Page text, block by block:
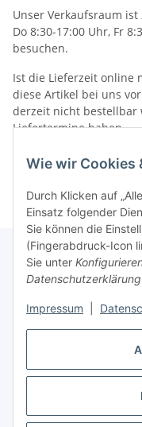
Wie wir Cookies
Durch Klicken auf
Einsatz folgender
Sie können die
(Fingerabdruck-Icon
Sie unter
Datenschutzerklärung
Impressum
Unser Verkaufsraum
Do 8:30-17:00 Uhr, Fr
besuchen.
Ist die Lieferzeit online
diese Artikel bei uns
derzeit nicht bestellbar
Liefertermine haben.
Informationen
Gesetzliche